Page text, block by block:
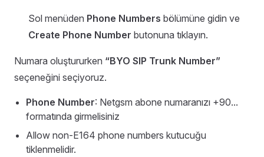
Sol menüden Phone Numbers bölümüne gidin ve
Create Phone Number butonuna tıklayın.
Numara oluştururken “BYO SIP Trunk Number”
seçeneğini seçiyoruz.
Phone Number: Netgsm abone numaranızı +90...
formatında girmelisiniz
Allow non-E164 phone numbers kutucuğu
tiklenmelidir.